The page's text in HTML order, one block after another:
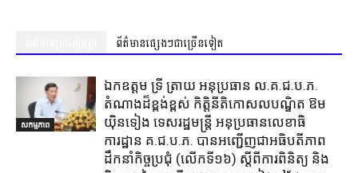
ព័ត៌មានផ្សេងៗជាច្រើនទៀត
សកម្មភាព
ឯកឧត្តម ទ្រី ត្រាយ អនុប្រធាន ល.គ.ជ.ប.ភ.
តំណាងដ៏ខ្ពង់ខ្ពស់ កិត្តិនីតិកោសលបណ្ឌិត ឱម
យ៉ិនទៀង ទេសរដ្ឋមន្ត្រី អនុប្រធានលេខាធិ
ការដ្ឋាន គ.ជ.ប.ភ. បានអញ្ជើញជាអធិបតីភាព
ដឹកនាំកិច្ចប្រជុំ (លេីកទី១៦) ស្តីពីការពិនិត្យ​ និង